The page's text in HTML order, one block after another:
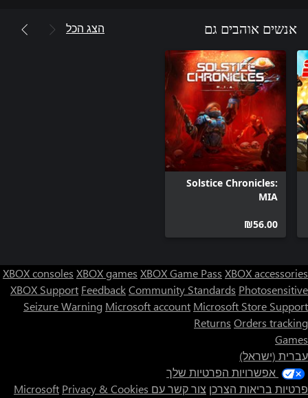
אנשים אוהבים גם הצג הכל
Solstice Chronicles:
MIA
‪₪‎56.00‬
XBOX consoles XBOX games XBOX Game Pass XBOX accessories
XBOX Support FeedbackCommunity Standards Photosensitive
Seizure Warning Microsoft account Microsoft Store Support
Returns Orders tracking
Games
עברית (ישראל)
אפשרויות הפרטיות שלך
פרטיות בריאות הצרכן צור קשר עם Microsoft Privacy & Cookies